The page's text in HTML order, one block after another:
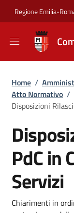
Regione Emilia-
Briciole
Home /
Atto Normativo /
Disposizioni
PdC in
Servizi
Dettagli
Chiarimenti in